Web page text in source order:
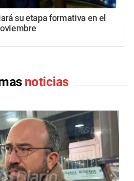
su etapa formativa en el
noticias